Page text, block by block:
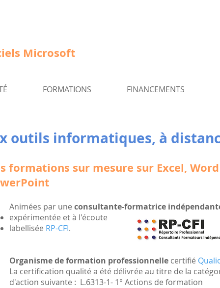
Microsoft
FORMATIONS FINANCEMENTS
outils informatiques, à
formations sur mesure sur Excel,
Animées par une consultante-formatrice
expérimentée et à l'écoute
labellisée RP-CFI.
Organisme de formation professionnelle certifié
La certification qualité a été délivrée au titre de la
d'action suivante : L.6313-1- 1° Actions de formation